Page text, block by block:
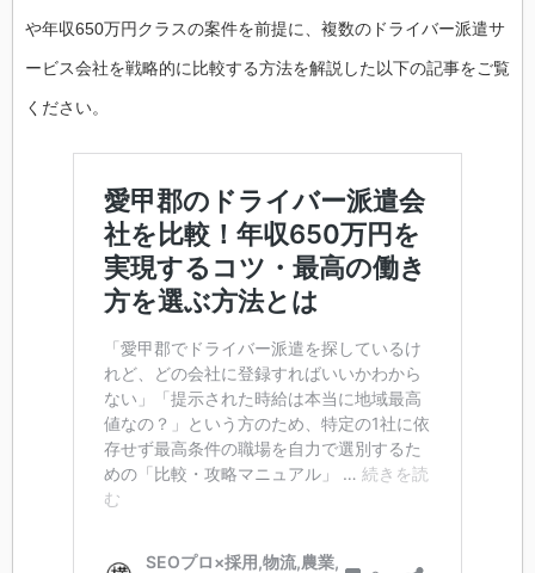
や年収650万円クラスの案件を前提に、複数のドライバー派遣サ
ービス会社を戦略的に比較する方法を解説した以下の記事をご覧
ください。